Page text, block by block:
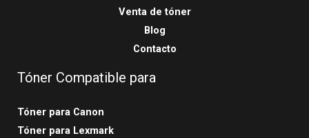
Venta de tóner
Blog
Contacto
Tóner Compatible para
Tóner para Canon
Tóner para Lexmark